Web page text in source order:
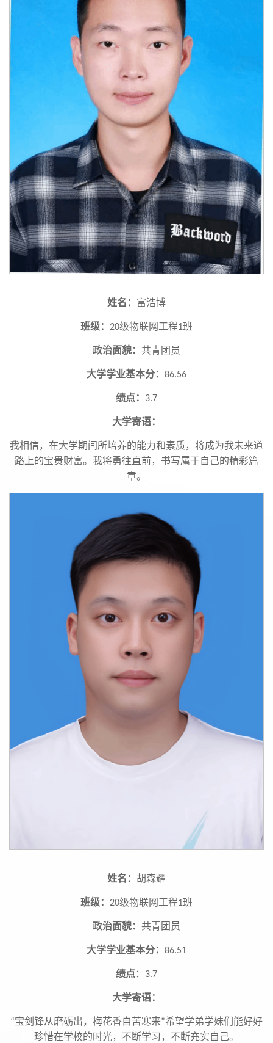
姓名： 富浩博
班级： 20级物联网工程1班
政治面貌： 共青团员
大学学业基本分： 86.56
绩点： 3.7
大学寄语：
我相信，在大学期间所培养的能力和素质，将成为我未来道
路上的宝贵财富。我将勇往直前，书写属于自己的精彩篇
章。
姓名： 胡森耀
班级： 20级物联网工程1班
政治面貌： 共青团员
大学学业基本分： 86.51
绩点： 3.7
大学寄语：
“宝剑锋从磨砺出，梅花香自苦寒来”希望学弟学妹们能好好
珍惜在学校的时光，不断学习，不断充实自己。